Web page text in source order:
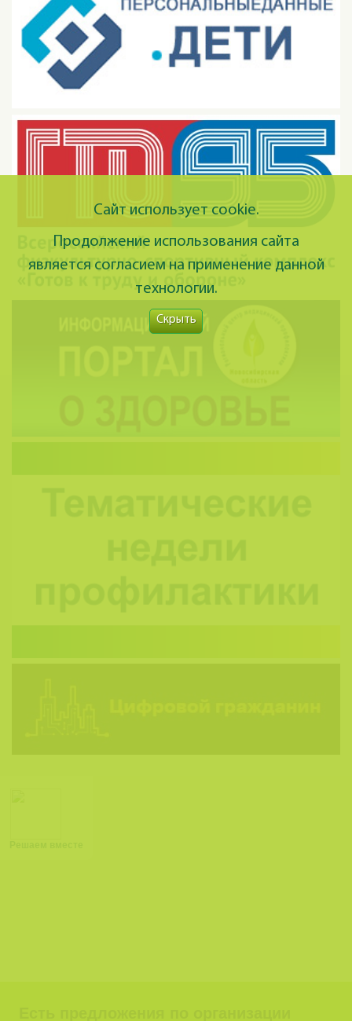
Сайт использует cookie.
Продолжение использования сайта
является согласием на применение данной
технологии.
Скрыть